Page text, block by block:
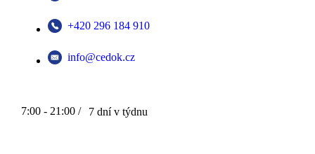
+420 296 184 910
info@cedok.cz
7:00 - 21:00 / 7 dní v týdnu